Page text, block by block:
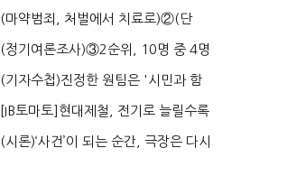
31.0%…오차범위 밖 ...
(마약범죄, 처벌에서 치료로)②(단
독)"마약은 전염병…여성...
(정기여론조사)③2순위, 10명 중 4명
'송영길'…정청래 '한 ...
(기자수첩)진정한 원팀은 '시민과 함
께'일 때 완성...
[IB토마토]현대제철, 전기로 늘릴수록
전기료 부담…저...
(시론)‘사건’이 되는 순간, 극장은 다시